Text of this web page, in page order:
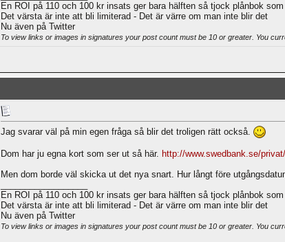
En ROI på 110 och 100 kr insats ger bara hälften så tjock plånbok
Det värsta är inte att bli limiterad - Det är värre om man inte blir det
Nu även på Twitter
To view links or images in signatures your post count must be 10 or greater. You
Jag svarar väl på min egen fråga så blir det troligen rätt också.
Dom har ju egna kort som ser ut så här. http://www.swedbank.se/
Men dom borde väl skicka ut det nya snart. Hur långt före
En ROI på 110 och 100 kr insats ger bara hälften så tjock plånbok
Det värsta är inte att bli limiterad - Det är värre om man inte blir det
Nu även på Twitter
To view links or images in signatures your post count must be 10 or greater. You